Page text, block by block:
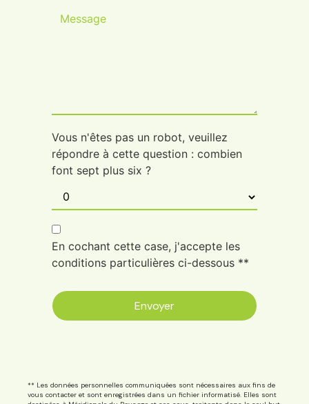
Vous n'êtes pas un robot, veuillez
répondre à cette question : combien
font sept plus six ?
En cochant cette case, j'accepte les
conditions particulières ci-dessous **
Envoyer
** Les données personnelles communiquées sont nécessaires aux fins de
vous contacter et sont enregistrées dans un fichier informatisé. Elles sont